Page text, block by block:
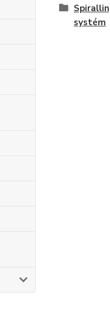
systém